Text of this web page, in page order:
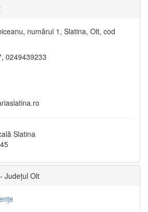
numărul 1, Slatina, Olt, cod
0249439233
Slatina
Județul Olt